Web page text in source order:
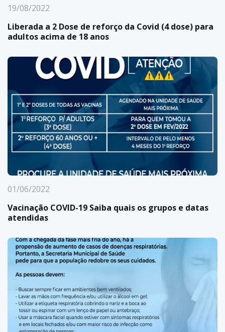
19/08/2022
Liberada a 2 Dose de reforço da Covid (4 dose) para
adultos acima de 18 anos
01/06/2022
Vacinação COVID-19 Saiba quais os grupos e datas
atendidas